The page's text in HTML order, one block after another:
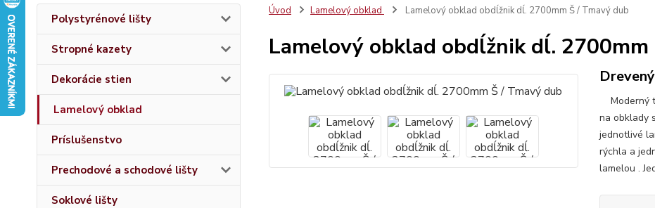
Polystyrénové lišty
Stropné kazety
Dekorácie stien
Lamelový obklad
Príslušenstvo
Prechodové a schodové lišty
Soklové lišty
Úvod Lamelový obklad Lamelový obklad obdĺžnik dĺ. 2700mm Š / Tmavý dub
Lamelový obklad obdĺžnik dĺ. 2700mm
Moderný
na obklady
jednotlivé
rýchla a
lamelou .